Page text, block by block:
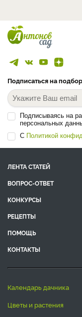
Подписаться на
Подписываясь на
персональных
С Политикой
ЛЕНТА СТАТЕЙ
ВОПРОС-ОТВЕТ
КОНКУРСЫ
РЕЦЕПТЫ
ПОМОЩЬ
КОНТАКТЫ
календарь дачника
цветы и растения